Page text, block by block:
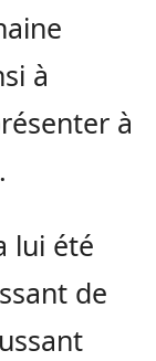
à
à
lui été
de